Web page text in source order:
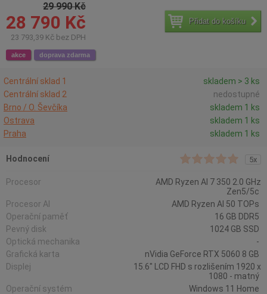
29 990 Kč
28 790 Kč
23 793,39 Kč bez DPH
Přidat do košíku
akce doprava zdarma
Centrální sklad 1
skladem > 3 ks
Centrální sklad 2
nedostupné
Brno / O. Ševčíka
skladem 1 ks
Ostrava
skladem 1 ks
Praha
skladem 1 ks
Hodnocení 5x
Procesor
AMD Ryzen AI 7 350 2.0 GHz
Zen5/5c
Procesor AI
AMD Ryzen AI 50 TOPs
Operační paměť
16 GB DDR5
Pevný disk
1024 GB SSD
Optická mechanika
-
Grafická karta
nVidia GeForce RTX 5060 8 GB
Displej
15.6" LCD FHD s rozlišením 1920 x
1080 - matný
Operační systém
Windows 11 Home